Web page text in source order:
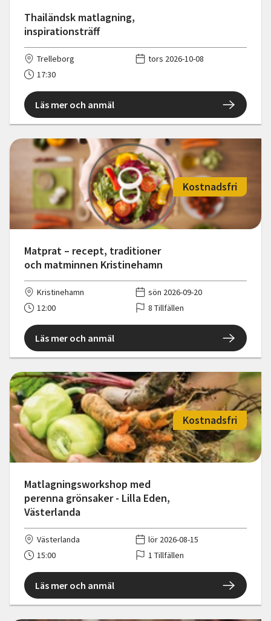
Thailändsk matlagning,
inspirationsträff
Trelleborg
tors 2026-10-08
17:30
Läs mer och anmäl
Matprat – recept, traditioner
och matminnen Kristinehamn
Kostnadsfri
Kristinehamn
sön 2026-09-20
12:00
8 Tillfällen
Läs mer och anmäl
Matlagningsworkshop med
perenna grönsaker - Lilla Eden,
Västerlanda
Kostnadsfri
Västerlanda
lör 2026-08-15
15:00
1 Tillfällen
Läs mer och anmäl